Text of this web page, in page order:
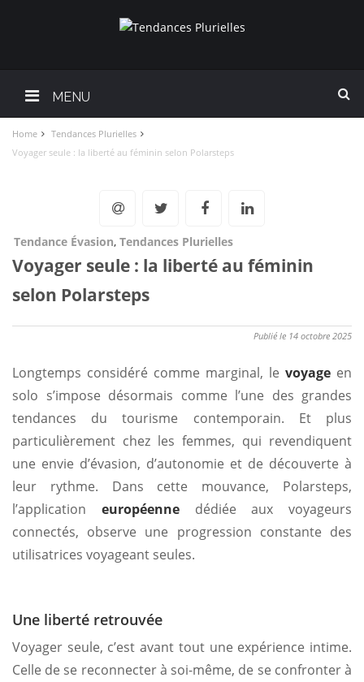
MENU
Home
Tendances Plurielles
Voyager seule : la liberté au féminin selon Polarsteps
Tendance Évasion, Tendances Plurielles
Voyager seule : la liberté au féminin
selon Polarsteps
Publié le 14 octobre 2025
Longtemps considéré comme marginal, le voyage en
solo s’impose désormais comme l’une des grandes
tendances du tourisme contemporain. Et plus
particulièrement chez les femmes, qui revendiquent
une envie d’évasion, d’autonomie et de découverte à
leur rythme. Dans cette mouvance, Polarsteps,
l’application européennedédiée aux voyageurs
connectés, observe une progression constante des
utilisatrices voyageant seules.
Une liberté retrouvée
Voyager seule, c’est avant tout une expérience intime.
Celle de se reconnecter à soi-même, de se confronter à